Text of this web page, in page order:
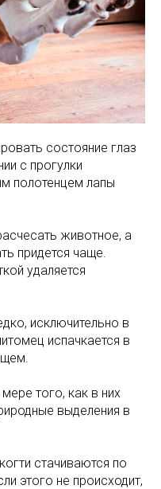
состояние глаз
с прогулки
полотенцем лапы
животное, а
придется чаще.
удаляется
исключительно в
испачкается в
того, как в них
выделения в
стачиваются по
этого не происходит,